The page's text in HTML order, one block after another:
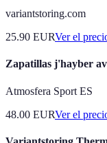
variantstoring.com
25.90 EURVer el
Zapatillas j'hayber
Atmosfera Sport ES
48.00 EURVer el